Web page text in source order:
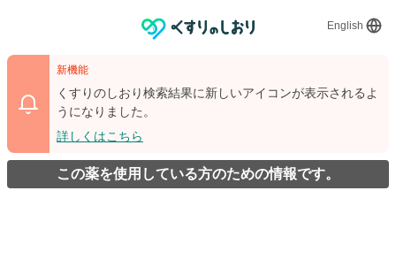
English
新機能
くすりのしおり検索結果に新しいアイコンが表示されるよ
うになりました。
詳しくはこちら
この薬を使用している方のための情報です。